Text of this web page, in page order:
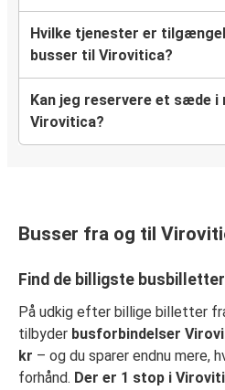
Hvilke tjenester er
busser til Virovitica?
Kan jeg reservere et sæde i
Virovitica?
Busser fra og til
Find de billigste
På udkig efter billige billetter
tilbyder busforbindelser
kr – og du sparer endnu mere,
forhånd. Der er 1 stop i